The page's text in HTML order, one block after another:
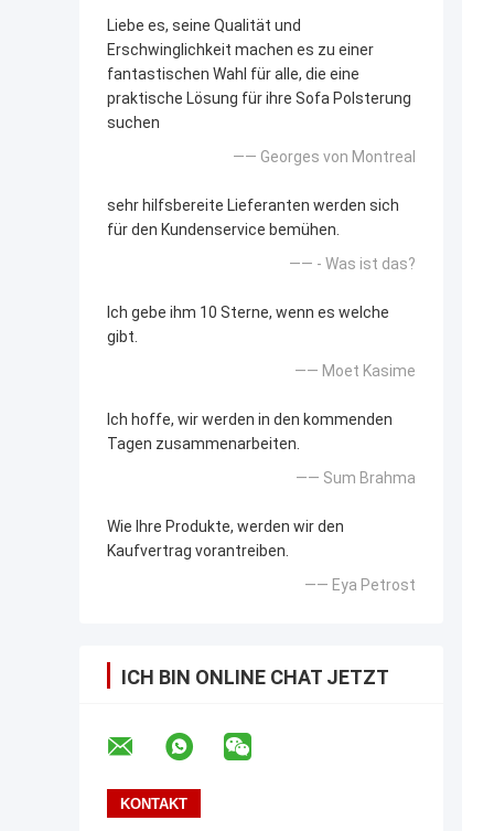
Liebe es, seine Qualität und
Erschwinglichkeit machen es zu einer
fantastischen Wahl für alle, die eine
praktische Lösung für ihre Sofa Polsterung
suchen
—— Georges von Montreal
sehr hilfsbereite Lieferanten werden sich
für den Kundenservice bemühen.
—— - Was ist das?
Ich gebe ihm 10 Sterne, wenn es welche
gibt.
—— Moet Kasime
Ich hoffe, wir werden in den kommenden
Tagen zusammenarbeiten.
—— Sum Brahma
Wie Ihre Produkte, werden wir den
Kaufvertrag vorantreiben.
—— Eya Petrost
ICH BIN ONLINE CHAT JETZT